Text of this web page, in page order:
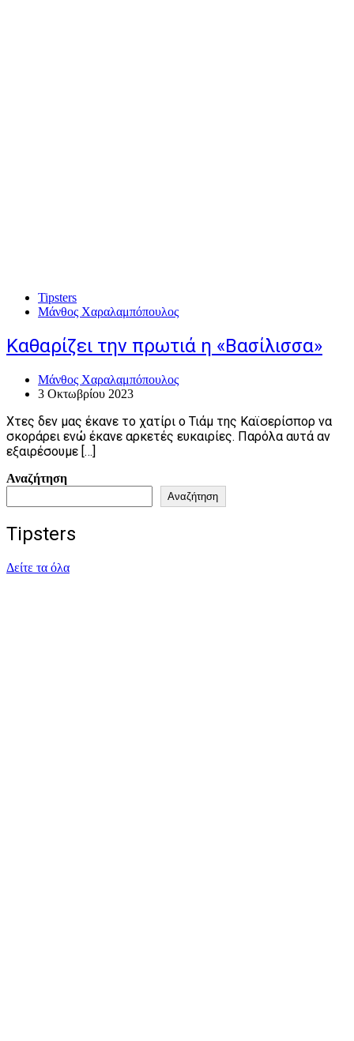
Tipsters
Μάνθος Χαραλαμπόπουλος
Καθαρίζει την πρωτιά η «Βασίλισσα»
Μάνθος Χαραλαμπόπουλος
3 Οκτωβρίου 2023
Χτες δεν μας έκανε το χατίρι ο Τιάμ της Καϊσερίσπορ να
σκοράρει ενώ έκανε αρκετές ευκαιρίες. Παρόλα αυτά αν
εξαιρέσουμε […]
Αναζήτηση
Αναζήτηση
Tipsters
Δείτε τα όλα